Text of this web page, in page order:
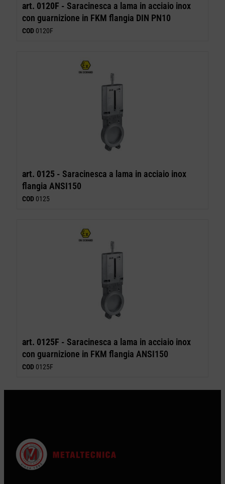
art. 0120F - Saracinesca a lama in acciaio inox
con guarnizione in FKM flangia DIN PN10
COD 0120F
art. 0125 - Saracinesca a lama in acciaio inox
flangia ANSI150
COD 0125
art. 0125F - Saracinesca a lama in acciaio inox
con guarnizione in FKM flangia ANSI150
COD 0125F